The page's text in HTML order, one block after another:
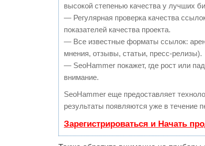
высокой степенью качества у лучших
— Регулярная проверка качества
показателей качества проекта.
— Все известные форматы ссылок:
мнения, отзывы, статьи, пресс-релизы).
— SeoHammer покажет, где рост или
внимание.
SeoHammer еще предоставляет
результаты появляются уже в течение
Зарегистрироваться и Начать